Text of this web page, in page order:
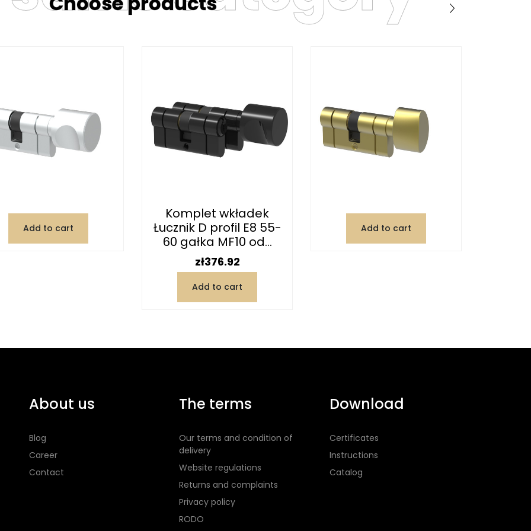
Add to cart
Komplet wkładek
Łucznik D profil E8 55-
60 gałka MF10 od...
Price
zł376.92
Add to cart
Add to cart
About us
Blog
Career
Contact
The terms
Our terms and condition of
delivery
Website regulations
Returns and complaints
Privacy policy
RODO
Download
Certificates
Instructions
Catalog